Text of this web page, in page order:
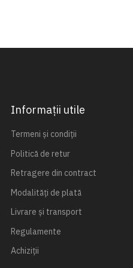
Informații utile
Termeni și condiții
Politică de retur
Retragere din contract
Modalități de plată
Livrare și transport
Regulamente
Achiziții